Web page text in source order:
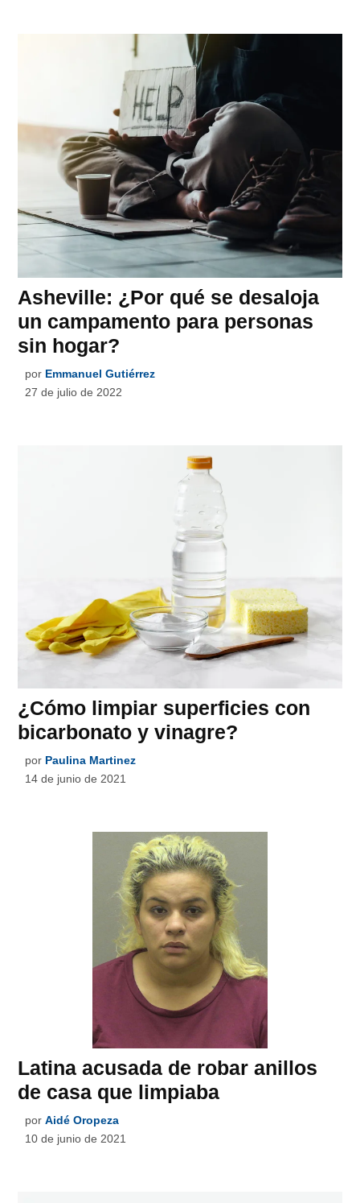
Asheville: ¿Por qué se desaloja
un campamento para personas
sin hogar?
por Emmanuel Gutiérrez
27 de julio de 2022
¿Cómo limpiar superficies con
bicarbonato y vinagre?
por Paulina Martinez
14 de junio de 2021
Latina acusada de robar anillos
de casa que limpiaba
por Aidé Oropeza
10 de junio de 2021